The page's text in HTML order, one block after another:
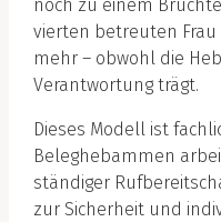
noch zu einem
vierten betreuten
mehr – obwohl die
Verantwortung trägt.
Dieses Modell ist
Beleghebammen
ständiger
zur Sicherheit und